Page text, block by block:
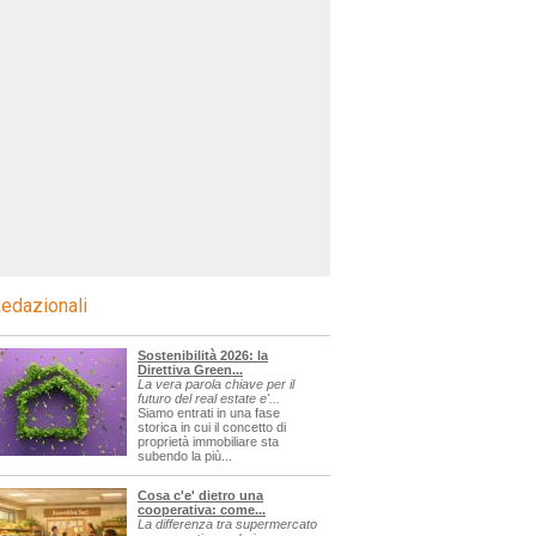
Sostenibilità 2026: la
Direttiva Green...
La vera parola chiave per il
futuro del real estate e'...
Siamo entrati in una fase
storica in cui il concetto di
proprietà immobiliare sta
subendo la più...
Cosa c'e' dietro una
cooperativa: come...
La differenza tra supermercato